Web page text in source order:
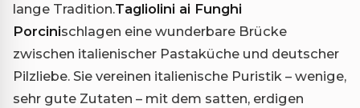
lange Tradition.Tagliolini ai Funghi
Porcinischlagen eine wunderbare Brücke
zwischen italienischer Pastaküche und deutscher
Pilzliebe. Sie vereinen italienische Puristik – wenige,
sehr gute Zutaten – mit dem satten, erdigen